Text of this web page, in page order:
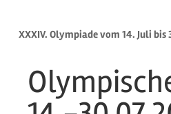
XXXIV. Olympiade vom 14. Juli bis